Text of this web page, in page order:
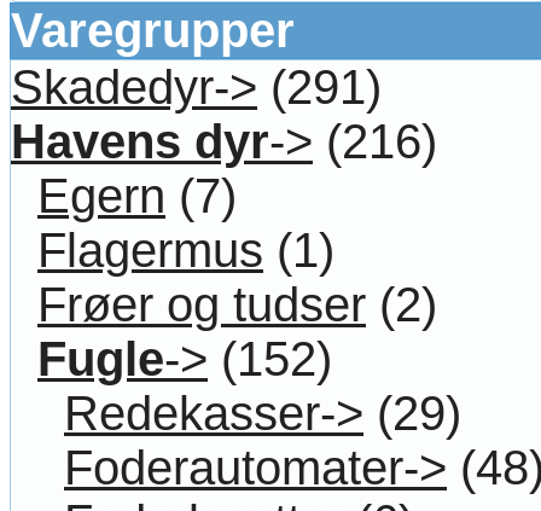
Varegrupper
Skadedyr-> (291)
Havens dyr-> (216)
Egern (7)
Flagermus (1)
Frøer og tudser (2)
Fugle-> (152)
Redekasser-> (29)
Foderautomater->